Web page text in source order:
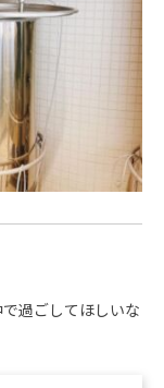
過ごしてほしいな